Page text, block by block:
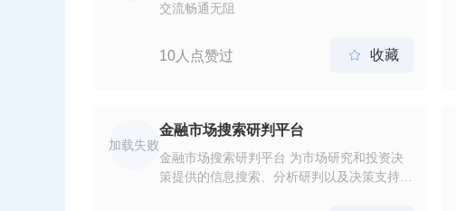
交流畅通无阻
10人点赞过  收藏
加载失败
金融市场搜索研判平台
金融市场搜索研判平台 为市场研究和投资决
策提供的信息搜索、分析研判以及决策支持的